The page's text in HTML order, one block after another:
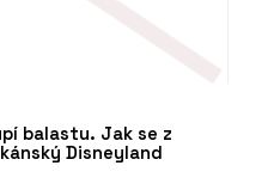
balastu. Jak se z
Disneyland